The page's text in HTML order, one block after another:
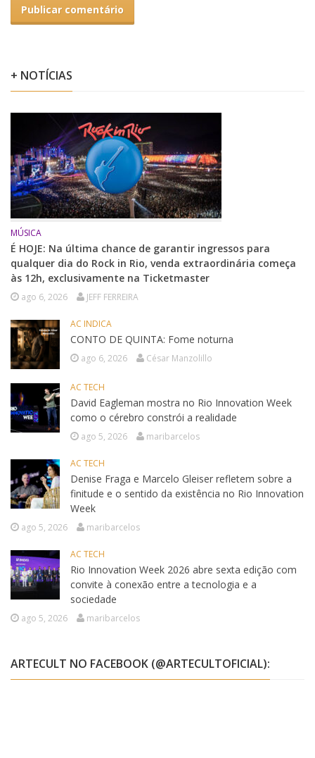
+ NOTÍCIAS
MÚSICA
É HOJE: Na última chance de garantir ingressos para
qualquer dia do Rock in Rio, venda extraordinária começa
às 12h, exclusivamente na Ticketmaster
ago 6, 2026 JEFF FERREIRA
AC INDICA
CONTO DE QUINTA: Fome noturna
ago 6, 2026 César Manzolillo
AC TECH
David Eagleman mostra no Rio Innovation Week
como o cérebro constrói a realidade
ago 5, 2026 maribarcelos
AC TECH
Denise Fraga e Marcelo Gleiser refletem sobre a
finitude e o sentido da existência no Rio Innovation
Week
ago 5, 2026 maribarcelos
AC TECH
Rio Innovation Week 2026 abre sexta edição com
convite à conexão entre a tecnologia e a
sociedade
ago 5, 2026 maribarcelos
ARTECULT NO FACEBOOK (@ARTECULTOFICIAL):